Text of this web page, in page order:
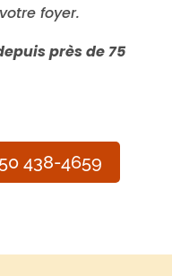
foyer.
près de 75
438-4659